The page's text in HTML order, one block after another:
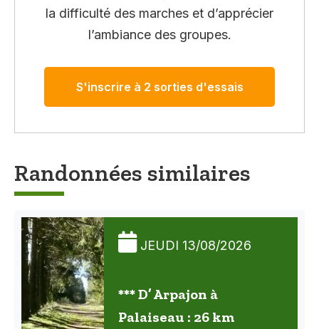
la difficulté des marches et d’apprécier
l’ambiance des groupes.
S'inscrire à 2 sorties d'essais
Randonnées similaires
JEUDI 13/08/2026
*** D’ Arpajon à
Palaiseau : 26 km